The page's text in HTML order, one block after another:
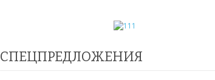
СПЕЦПРЕДЛОЖЕНИЯ